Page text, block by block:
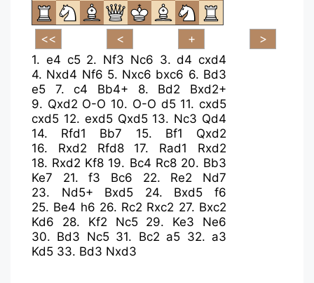
1. e4 c5 2. Nf3 Nc6 3.d4 cxd4
4. Nxd4 Nf6 5. Nxc6 bxc6 6. Bd3
e5
7.c4 Bb4+ 8. Bd2
Bxd2+
9. Qxd2 O-O 10. O-O d5 11.cxd5
cxd5 12. exd5 Qxd5 13. Nc3 Qd4
14. Rfd1 Bb7 15. Bf1
Qxd2
16. Rxd2 Rfd8 17. Rad1
Rxd2
18. Rxd2 Kf8 19. Bc4 Rc8 20. Bb3
Ke7
21.f3 Bc6 22. Re2
Nd7
23. Nd5+ Bxd5 24. Bxd5
f6
25. Be4 h6 26. Rc2 Rxc2 27. Bxc2
Kd6
28. Kf2 Nc5 29. Ke3
Ne6
30. Bd3 Nc5 31. Bc2 a5 32. a3
Kd5 33. Bd3 Nxd3